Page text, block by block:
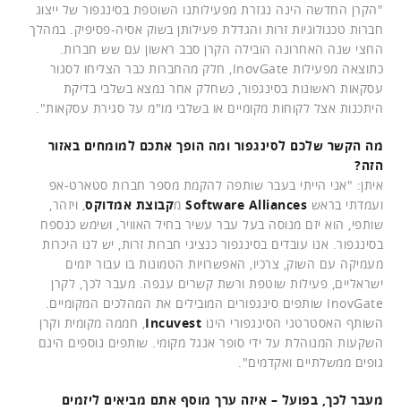
"הקרן החדשה הינה נגזרת מפעילותנו השוטפת בסינגפור של ייצוג
חברות טכנולוגיות זרות והגדלת פעילותן בשוק אסיה-פסיפיק. במהלך
החצי שנה האחרונה הובילה הקרן סבב ראשון עם שש חברות.
כתוצאה מפעילות InovGate, חלק מהחברות כבר הצליחו לסגור
עסקאות ראשונות בסינגפור, כשחלק אחר נמצא בשלבי בדיקת
היתכנות אצל לקוחות מקומיים או בשלבי מו"מ על סגירת עסקאות".
מה הקשר שלכם לסינגפור ומה הופך אתכם למומחים באזור
הזה?
איתן: "אני הייתי בעבר שותפה להקמת מספר חברות סטארט-אפ
ועמדתי בראש Software Alliances מקבוצת אמדוקס, ויזהר,
שותפי, הוא יזם מנוסה בעל עבר עשיר בחיל האוויר, ושימש כנספח
בסינגפור. אנו עובדים בסינגפור כנציגי חברות זרות, יש לנו היכרות
מעמיקה עם השוק, צרכיו, האפשרויות הטמונות בו עבור יזמים
ישראליים, פעילות שוטפת ורשת קשרים ענפה. מעבר לכך, לקרן
InovGate שותפים סינגפורים המובילים את המהלכים המקומיים.
השותף האסטרטגי הסינגפורי הינו Incuvest, חממה מקומית וקרן
השקעות המנוהלת על ידי סופר אנגל מקומי. שותפים נוספים הינם
גופים ממשלתיים ואקדמים".
מעבר לכך, בפועל – איזה ערך מוסף אתם מביאים ליזמים